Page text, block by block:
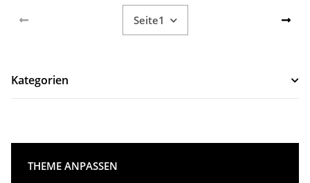
Seite1
Kategorien
THEME ANPASSEN